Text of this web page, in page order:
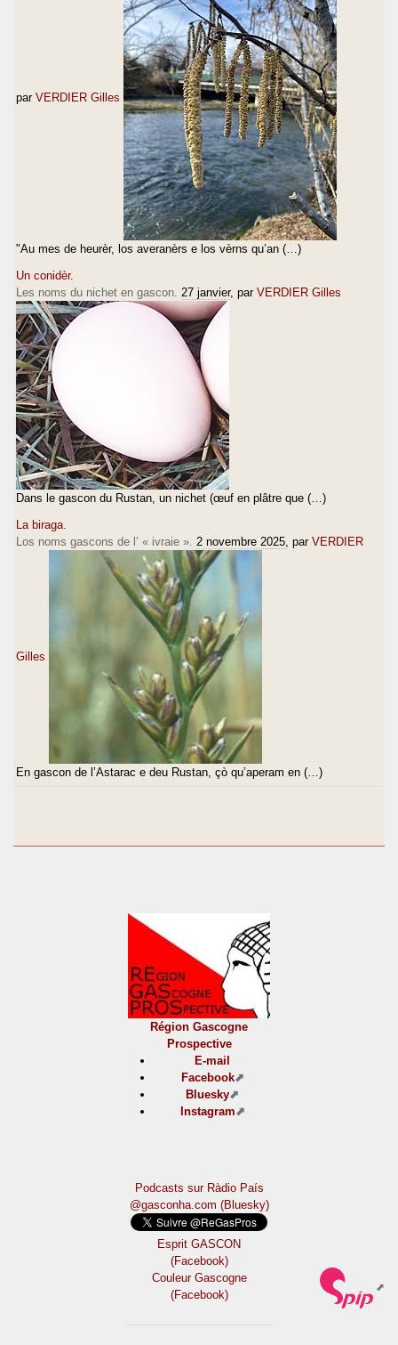
par VERDIER Gilles
"Au mes de heurèr, los averanèrs e los vèrns qu’an (…)
Un conidèr.
Les noms du nichet en gascon. 27 janvier, par VERDIER Gilles
Dans le gascon du Rustan, un nichet (œuf en plâtre que (…)
La biraga.
Los noms gascons de l’ « ivraie ». 2 novembre 2025 , par VERDIER
Gilles
En gascon de l’Astarac e deu Rustan, çò qu’aperam en (…)
Région Gascogne
Prospective
E-mail
Facebook
Bluesky
Instagram
Podcasts sur Ràdio País
@gasconha.com (Bluesky)
Esprit GASCON
(Facebook)
Couleur Gascogne
(Facebook)